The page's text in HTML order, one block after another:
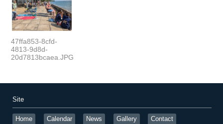
47ffa853-8cfd-
4813-9d8d-
20d7813bcaea.JPG
Site
Home Calendar News Gallery Contact